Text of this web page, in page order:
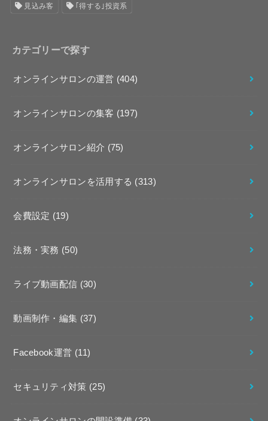
見込み客 ｢得する｣投資系
カテゴリーで探す
オンラインサロンの運営 (404)
オンラインサロンの集客 (197)
オンラインサロン紹介 (75)
オンラインサロンを活用する (313)
会費設定 (19)
法務・実務 (50)
ライブ動画配信 (30)
動画制作・編集 (37)
Facebook運営 (11)
セキュリティ対策 (25)